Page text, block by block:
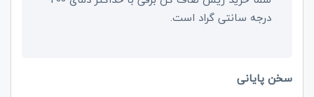
درجه سانتی گراد است.
سخن پایانی